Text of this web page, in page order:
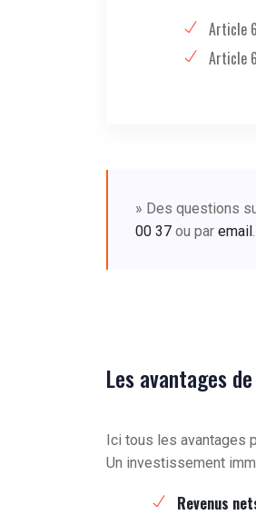
Article
Article
» Des questions
00 37 ou par email.
Les avantages
Ici tous les avantages
Un investissement
Revenus